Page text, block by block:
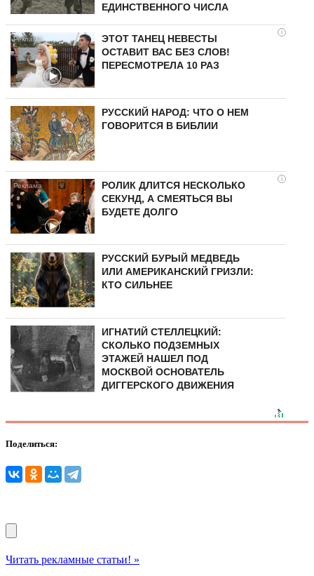
ЕДИНСТВЕННОГО ЧИСЛА
i
ЭТОТ ТАНЕЦ НЕВЕСТЫ
ОСТАВИТ ВАС БЕЗ СЛОВ!
ПЕРЕСМОТРЕЛА 10 РАЗ
РУССКИЙ НАРОД: ЧТО О НЕМ
ГОВОРИТСЯ В БИБЛИИ
i
РОЛИК ДЛИТСЯ НЕСКОЛЬКО
СЕКУНД, А СМЕЯТЬСЯ ВЫ
БУДЕТЕ ДОЛГО
РУССКИЙ БУРЫЙ МЕДВЕДЬ
ИЛИ АМЕРИКАНСКИЙ ГРИЗЛИ:
КТО СИЛЬНЕЕ
ИГНАТИЙ СТЕЛЛЕЦКИЙ:
СКОЛЬКО ПОДЗЕМНЫХ
ЭТАЖЕЙ НАШЕЛ ПОД
МОСКВОЙ ОСНОВАТЕЛЬ
ДИГГЕРСКОГО ДВИЖЕНИЯ
Поделиться:
Читать рекламные статьи! »